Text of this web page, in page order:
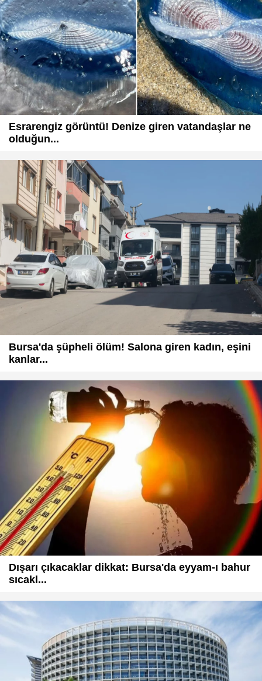
Esrarengiz görüntü! Denize giren vatandaşlar ne
olduğun...
Bursa'da şüpheli ölüm! Salona giren kadın, eşini
kanlar...
Dışarı çıkacaklar dikkat: Bursa'da eyyam-ı bahur
sıcakl...